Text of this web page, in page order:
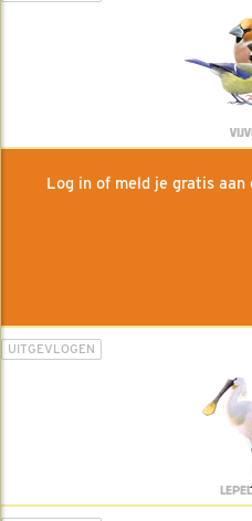
Log in of meld je gratis
UITGEVLOGEN